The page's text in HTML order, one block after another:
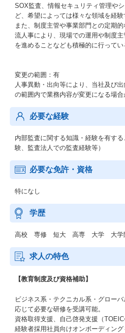
SOX監査、情報セキュリティ管理や
ど、希望によっては様々な領域を経験
また、制度主管や事業部門との定期
流人事により、現場での運用や制度
を進めることなども積極的に行ってい
変更の範囲：有
人事異動・出向等により、当社及び
の範囲内で業務内容が変更になる場合
必要な経験
内部監査に関する知識・経験を有す
験、監査法人での監査経験等）
必要な免許・資格
特になし
学歴
高校 専修 短大 高専 大学 大学
求人の特色
【教育制度及び資格補助】
ビジネス系・テクニカル系・グロー
応じて必要な研修を受講可能。
資格取得支援、自己啓発支援（TOEIC
経験者採用社員向けオンボーディン